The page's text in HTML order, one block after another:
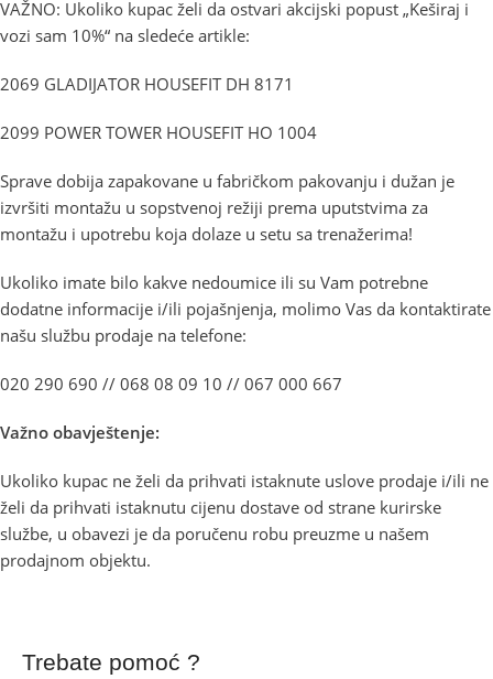
VAŽNO: Ukoliko kupac želi da ostvari akcijski popust „Keširaj i
vozi sam 10%“ na sledeće artikle:
2069 GLADIJATOR HOUSEFIT DH 8171
2099 POWER TOWER HOUSEFIT HO 1004
Sprave dobija zapakovane u fabričkom pakovanju i dužan je
izvršiti montažu u sopstvenoj režiji prema uputstvima za
montažu i upotrebu koja dolaze u setu sa trenažerima!
Ukoliko imate bilo kakve nedoumice ili su Vam potrebne
dodatne informacije i/ili pojašnjenja, molimo Vas da kontaktirate
našu službu prodaje na telefone:
020 290 690 // 068 08 09 10 // 067 000 667
Važno obavještenje:
Ukoliko kupac ne želi da prihvati istaknute uslove prodaje i/ili ne
želi da prihvati istaknutu cijenu dostave od strane kurirske
službe, u obavezi je da poručenu robu preuzme u našem
prodajnom objektu.
Trebate pomoć ?